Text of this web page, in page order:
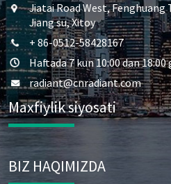
Jiatai Road West,
Jiang su, Xitoy
+ 86-0512-58428167
Haftada 7 kun 10:00 dan 18:00
radiant@cnradiant.com
Maxfiylik siyosati
BIZ HAQIMIZDA